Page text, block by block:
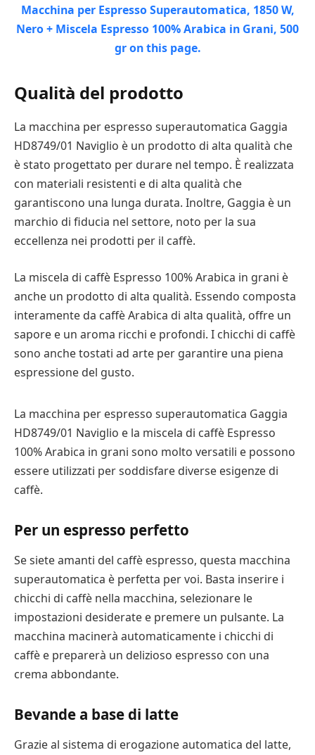
Qualità del prodotto
La macchina per espresso superautomatica Gaggia
HD8749/01 Naviglio è un prodotto di alta qualità che
è stato progettato per durare nel tempo. È realizzata
con materiali resistenti e di alta qualità che
garantiscono una lunga durata. Inoltre, Gaggia è un
marchio di fiducia nel settore, noto per la sua
eccellenza nei prodotti per il caffè.
La miscela di caffè Espresso 100% Arabica in grani è
anche un prodotto di alta qualità. Essendo composta
interamente da caffè Arabica di alta qualità, offre un
sapore e un aroma ricchi e profondi. I chicchi di caffè
sono anche tostati ad arte per garantire una piena
espressione del gusto.
La macchina per espresso superautomatica Gaggia
HD8749/01 Naviglio e la miscela di caffè Espresso
100% Arabica in grani sono molto versatili e possono
essere utilizzati per soddisfare diverse esigenze di
caffè.
Per un espresso perfetto
Se siete amanti del caffè espresso, questa macchina
superautomatica è perfetta per voi. Basta inserire i
chicchi di caffè nella macchina, selezionare le
impostazioni desiderate e premere un pulsante. La
macchina macinerà automaticamente i chicchi di
caffè e preparerà un delizioso espresso con una
crema abbondante.
Bevande a base di latte
Grazie al sistema di erogazione automatica del latte,